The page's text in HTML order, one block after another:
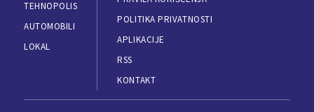
TEHNOPOLIS
AUTOMOBILI
LOKAL
POLITIKA PRIVATNOSTI
APLIKACIJE
RSS
KONTAKT